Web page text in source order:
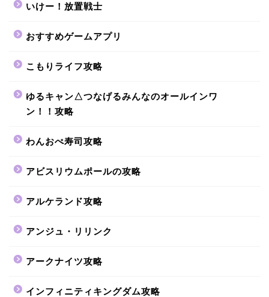
いけー！放置戦士
おすすめゲームアプリ
こもりライフ攻略
ゆるキャン△つなげるみんなのオールインワ
ン！！攻略
わんおぺ寿司攻略
アビスリウムポールの攻略
アルケランド攻略
アンジュ・リリンク
アークナイツ攻略
インフィニティキングダム攻略